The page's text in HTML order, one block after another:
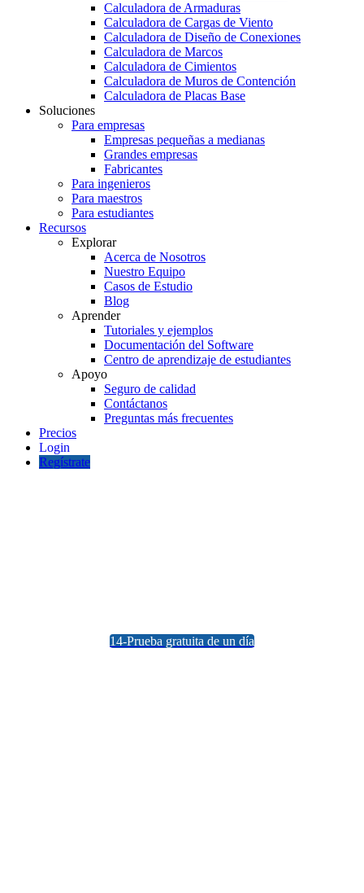
Calculadora de Armaduras
Calculadora de Cargas de Viento
Calculadora de Diseño de Conexiones
Calculadora de Marcos
Calculadora de Cimientos
Calculadora de Muros de Contención
Calculadora de Placas Base
Soluciones
Para empresas
Empresas pequeñas a medianas
Grandes empresas
Fabricantes
Para ingenieros
Para maestros
Para estudiantes
Recursos
Explorar
Acerca de Nosotros
Nuestro Equipo
Casos de Estudio
Blog
Aprender
Tutoriales y ejemplos
Documentación del Software
Centro de aprendizaje de estudiantes
Apoyo
Seguro de calidad
Contáctanos
Preguntas más frecuentes
Precios
Regístrate
14-Prueba gratuita de un día